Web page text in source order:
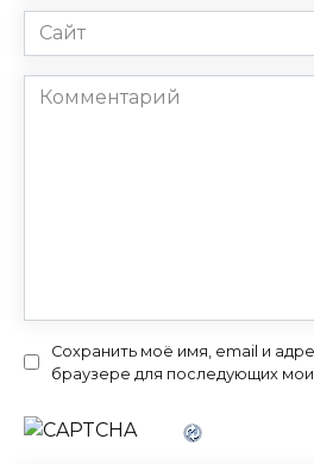
Сайт
Комментарий
Сохранить моё имя, email и
браузере для последующих